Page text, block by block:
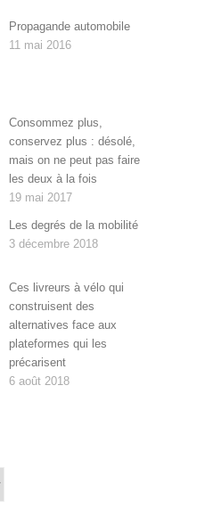
Propagande automobile
11 mai 2016
Consommez plus,
conservez plus : désolé,
mais on ne peut pas faire
les deux à la fois
19 mai 2017
Les degrés de la mobilité
3 décembre 2018
Ces livreurs à vélo qui
construisent des
alternatives face aux
plateformes qui les
précarisent
6 août 2018